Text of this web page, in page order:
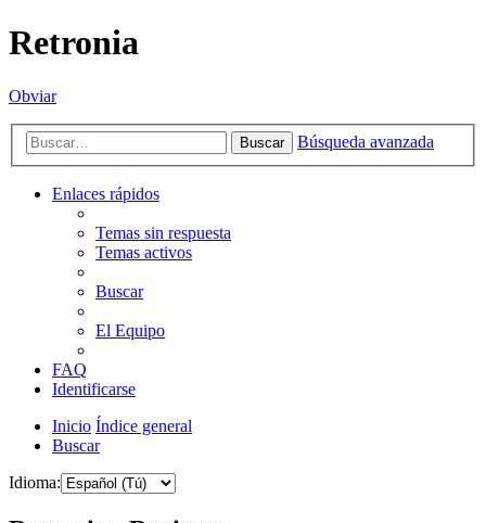
Retronia
Obviar
Buscar Búsqueda avanzada
Enlaces rápidos
Temas sin respuesta
Temas activos
Buscar
El Equipo
FAQ
Identificarse
Inicio Índice general
Buscar
Idioma: